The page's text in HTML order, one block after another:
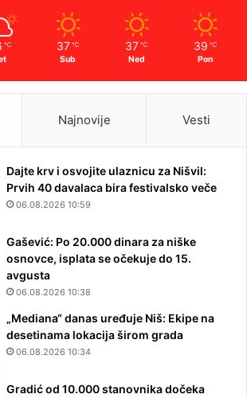
℃ 37 ℃
Sub
37 ℃
Ned
39 ℃
Pon
Najnovije Vesti
Dajte krv i osvojite ulaznicu za Nišvil:
Prvih 40 davalaca bira festivalsko veče
06.08.2026 10:59
Gašević: Po 20.000 dinara za niške
osnovce, isplata se očekuje do 15.
avgusta
06.08.2026 10:38
„Mediana“ danas uređuje Niš: Ekipe na
desetinama lokacija širom grada
06.08.2026 10:34
Gradić od 10.000 stanovnika dočeka